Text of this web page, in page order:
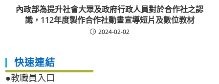
內政部為提升社會大眾及政府行政人員對於合作社之認
識，112年度製作合作社動畫宣導短片及數位教材
2024-02-02
快速連結
●教職員入口